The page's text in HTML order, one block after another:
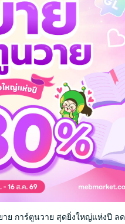
ๆ กับคนอื่นๆ อีกมากมาย
าย การ์ตูนวาย สุดยิ่งใหญ่แห่งปี ลด